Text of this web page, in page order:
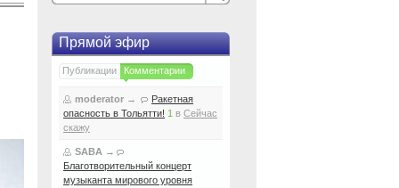
Прямой эфир
Публикации Комментарии
moderator →
Ракетная
опасность в Тольятти! 1 в Сейчас
скажу
SABA →
Благотворительный концерт
музыканта мирового уровня